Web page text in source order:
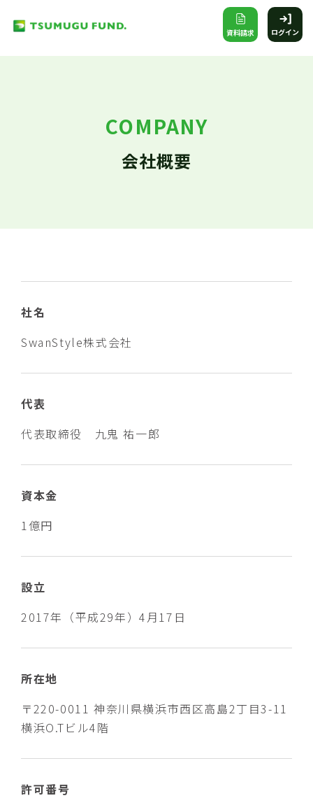
資料請求 ログイン
COMPANY
会社概要
社名
SwanStyle株式会社
代表
代表取締役 九鬼 祐一郎
資本金
1億円
設立
2017年（平成29年）4月17日
所在地
〒220-0011 神奈川県横浜市西区高島2丁目3-11
横浜O.Tビル4階
許可番号